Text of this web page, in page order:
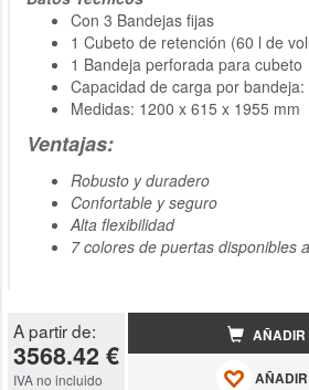
Con 3 Bandejas fijas
1 Cubeto de retención (60 l de
1 Bandeja perforada para cubeto
Capacidad de carga por bandeja:
Medidas: 1200 x 615 x 1955 mm
Ventajas:
Robusto y duradero
Confortable y seguro
Alta flexibilidad
7 colores de puertas disponibles
A partir de:
3568.42 €
IVA no incluido
AÑADIR